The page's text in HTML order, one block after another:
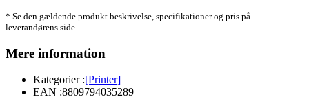
* Se den gældende produkt beskrivelse, specifikationer og pris på
leverandørens side.
Mere information
Kategorier :[Printer]
EAN :8809794035289